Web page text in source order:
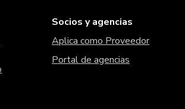
Socios y agencias
Aplica como Proveedor
Portal de agencias